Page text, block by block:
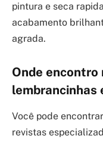
pintura e seca
acabamento
agrada.
Onde encontro
lembrancinhas
Você pode
revistas